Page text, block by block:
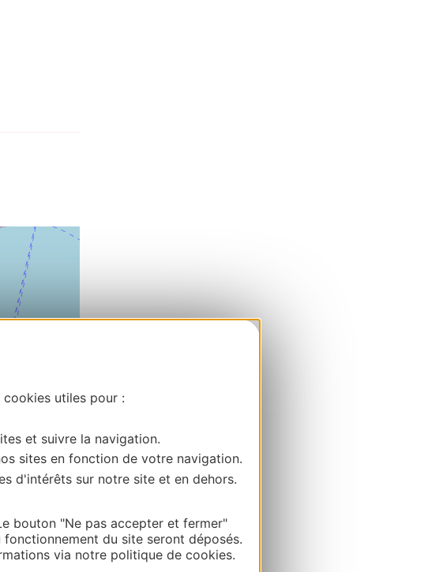
utiles pour :
et suivre la navigation.
sites en fonction de votre navigation.
d'intérêts sur notre site et en dehors.
bouton "Ne pas accepter et fermer"
du site seront déposés.
via notre politique de cookies.
contributors